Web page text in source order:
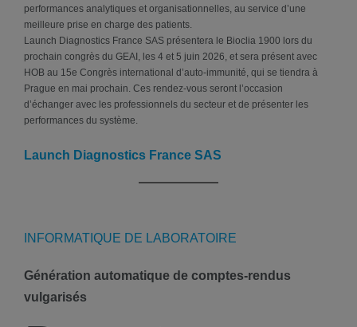
performances analytiques et organisationnelles, au service d’une
meilleure prise en charge des patients.
Launch Diagnostics France SAS présentera le Bioclia 1900 lors du
prochain congrès du GEAI, les 4 et 5 juin 2026, et sera présent avec
HOB au 15e Congrès international d’auto-immunité, qui se tiendra à
Prague en mai prochain. Ces rendez-vous seront l’occasion
d’échanger avec les professionnels du secteur et de présenter les
performances du système.
Launch Diagnostics France SAS
INFORMATIQUE DE LABORATOIRE
Génération automatique de comptes-rendus
vulgarisés